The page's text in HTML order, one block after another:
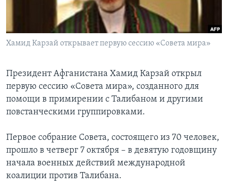
Learning English
СОЦИАЛЬНЫЕ СЕТИ
Языки
Хамид Карзай открывает первую сессию «Совета мира»
Президент Афганистана Хамид Карзай открыл
первую сессию «Совета мира», созданного для
помощи в примирении с Талибаном и другими
повстанческими группировками.
Первое собрание Совета, состоящего из 70 человек,
прошло в четверг 7 октября – в девятую годовщину
начала военных действий международной
коалиции против Талибана.